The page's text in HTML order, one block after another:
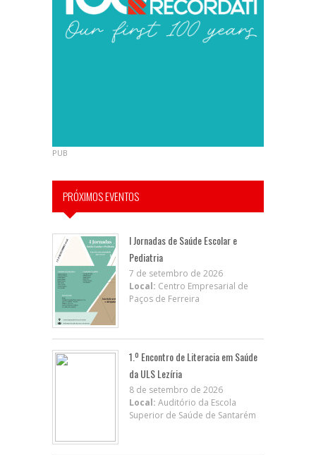
PUB
PRÓXIMOS EVENTOS
I Jornadas de Saúde Escolar e
Pediatria
7 de setembro de 2026
Local: Centro Empresarial de
Paços de Ferreira
1.º Encontro de Literacia em Saúde
da ULS Lezíria
8 de setembro de 2026
Local: Auditório da Escola
Superior de Saúde de Santarém